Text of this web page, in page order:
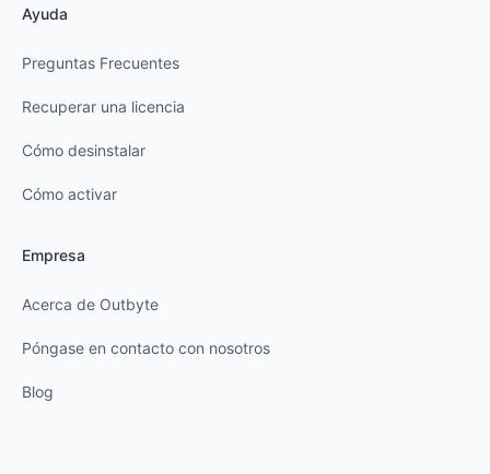
Ayuda
Preguntas Frecuentes
Recuperar una licencia
Cómo desinstalar
Cómo activar
Empresa
Acerca de Outbyte
Póngase en contacto con nosotros
Blog